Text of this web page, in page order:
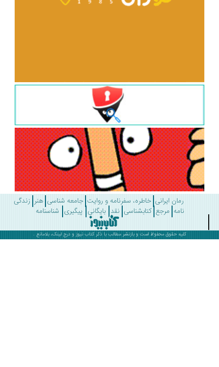
رمان ایرانی خاطره، سفرنامه و روایت جامعه شناسی هنر زندگی
مرجع کتابشناسی نقد بایگانی پیگیری شناسنامه
کلیه حقوق محفوظ است و بازنشر مطالب با ذکرکتاب نیوزو درج لینک، بلامانع .